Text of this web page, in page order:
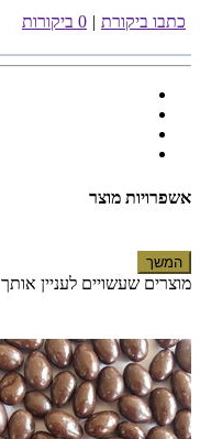
כתבו ביקורת | 0 ביקורות
אשפרויות מוצר
המשך
מוצרים שעשויים לעניין אותך